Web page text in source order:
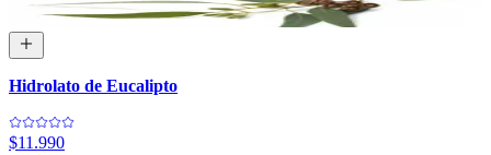
Hidrolato de Eucalipto
$11.990